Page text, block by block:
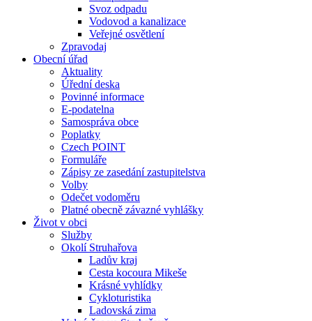
Svoz odpadu
Vodovod a kanalizace
Veřejné osvětlení
Zpravodaj
Obecní úřad
Aktuality
Úřední deska
Povinné informace
E-podatelna
Samospráva obce
Poplatky
Czech POINT
Formuláře
Zápisy ze zasedání zastupitelstva
Volby
Odečet vodoměru
Platné obecně závazné vyhlášky
Život v obci
Služby
Okolí Struhařova
Ladův kraj
Cesta kocoura Mikeše
Krásné vyhlídky
Cykloturistika
Ladovská zima